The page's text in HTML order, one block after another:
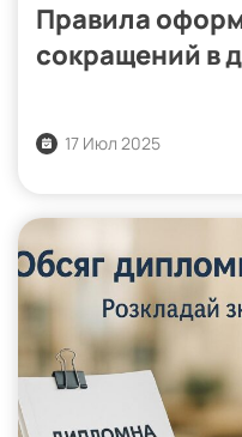
Правила
сокращений в
17 Июл 2025